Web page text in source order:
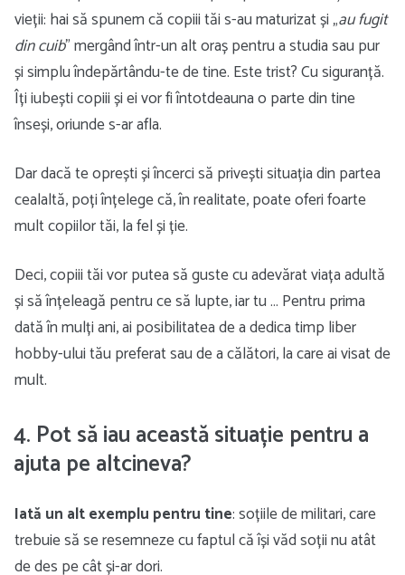
vieții: hai să spunem că copiii tăi s-au maturizat și „au fugit
din cuib” mergând într-un alt oraș pentru a studia sau pur
și simplu îndepărtându-te de tine. Este trist? Cu siguranță.
Îți iubești copiii și ei vor fi întotdeauna o parte din tine
înseși, oriunde s-ar afla.
Dar dacă te oprești și încerci să privești situația din partea
cealaltă, poți înțelege că, în realitate, poate oferi foarte
mult copiilor tăi, la fel și ție.
Deci, copiii tăi vor putea să guste cu adevărat viața adultă
și să înțeleagă pentru ce să lupte, iar tu … Pentru prima
dată în mulți ani, ai posibilitatea de a dedica timp liber
hobby-ului tău preferat sau de a călători, la care ai visat de
mult.
4. Pot să iau această situație pentru a
ajuta pe altcineva?
Iată un alt exemplu pentru tine: soțiile de militari, care
trebuie să se resemneze cu faptul că își văd soții nu atât
de des pe cât și-ar dori.